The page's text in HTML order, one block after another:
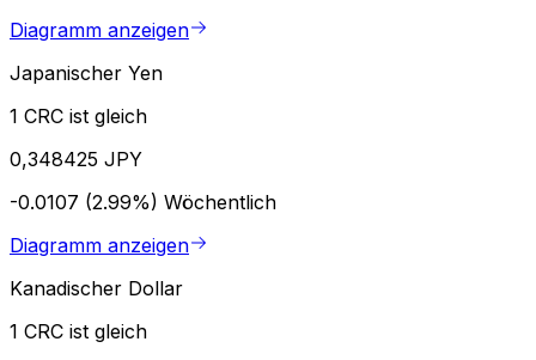
Diagramm anzeigen
Japanischer Yen
1 CRC ist gleich
0,348425 JPY
-0.0107 (2.99%) Wöchentlich
Diagramm anzeigen
Kanadischer Dollar
1 CRC ist gleich